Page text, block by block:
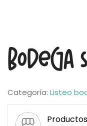
Bodega
Categoría: Listeo